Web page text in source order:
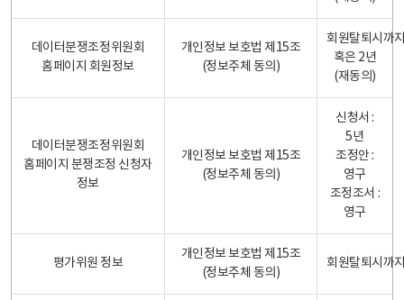
데이터분쟁조정위원회
홈페이지 회원정보
개인정보 보호법 제15조
(정보주체 동의)
회원탈퇴시까
혹은 2년
(재동의)
데이터분쟁조정위원회
홈페이지 분쟁조정 신청자
정보
개인정보 보호법 제15조
(정보주체 동의)
신청서 :
5년
조정안 :
영구
조정조서 :
영구
평가위원 정보
개인정보 보호법 제15조
(정보주체 동의)
회원탈퇴시까